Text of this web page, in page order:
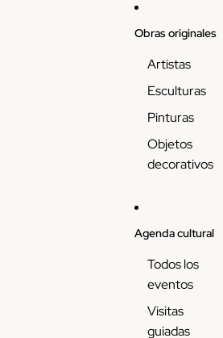
Obras originales
Artistas
Esculturas
Pinturas
Objetos
decorativos
Agenda cultural
Todos los
eventos
Visitas
guiadas